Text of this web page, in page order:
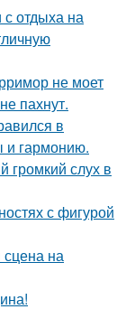
отдыха на
не моет
пахнут.
в
и гармонию.
громкий слух в
с фигурой
на